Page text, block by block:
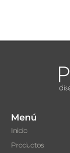
Menú
Inicio
Productos